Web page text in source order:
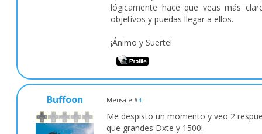
lógicamente hace que veas más
objetivos y puedas llegar a ellos.
¡Ánimo y Suerte!
Buffoon Mensaje #4
Me despisto un momento y veo 2
que grandes Dxte y 1500!